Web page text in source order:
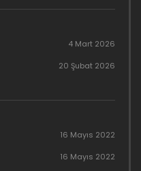
4 Mart 2026
20 Şubat 2026
16 Mayıs 2022
16 Mayıs 2022